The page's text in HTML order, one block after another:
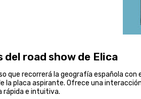
del road show de Elica
que recorrerá la geografía española con
la placa aspirante. Ofrece una
rápida e intuitiva.